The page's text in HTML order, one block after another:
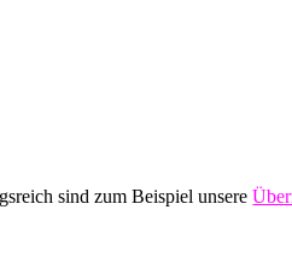
sind zum Beispiel unsere